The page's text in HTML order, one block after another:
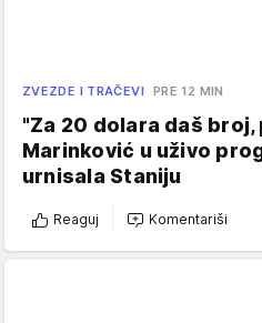
ZVEZDE I TRAČEVI PRE 12 MIN
"Za 20 dolara daš broj,
Marinković u uživo
urnisala Staniju
Reaguj Komentariši